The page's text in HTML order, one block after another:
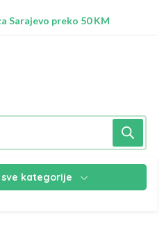
21b, Ilidža 71210
kategorije